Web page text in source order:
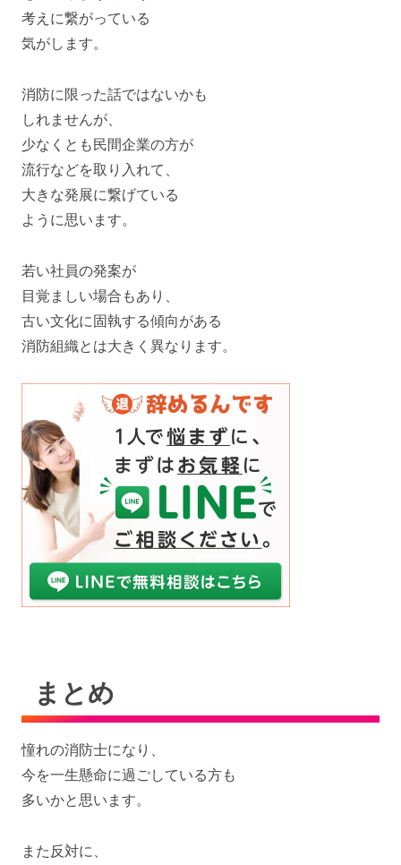
考えに繋がっている
気がします。
消防に限った話ではないかも
しれませんが、
少なくとも民間企業の方が
流行などを取り入れて、
大きな発展に繋げている
ように思います。
若い社員の発案が
目覚ましい場合もあり、
古い文化に固執する傾向がある
消防組織とは大きく異なります。
まとめ
憧れの消防士になり、
今を一生懸命に過ごしている方も
多いかと思います。
また反対に、